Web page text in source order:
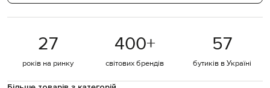
27
років на ринку
400+
світових брендів
57
бутиків в Україні